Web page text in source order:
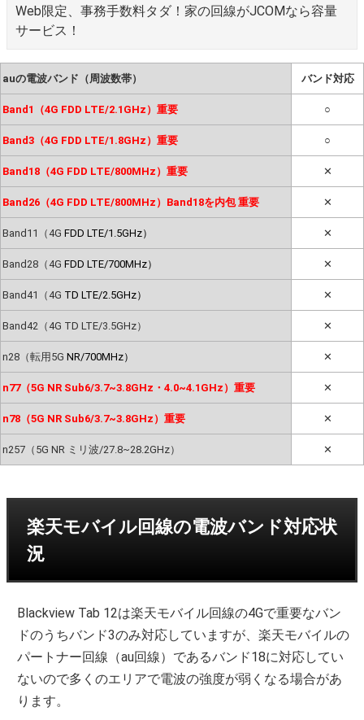
Web限定、事務手数料タダ！家の回線がJCOMなら容量
サービス！
auの電波バンド（周波数帯） バンド対応
Band1（4G FDD LTE/2.1GHz）重要 ○
Band3（4G FDD LTE/1.8GHz）重要 ○
Band18（4G FDD LTE/800MHz）重要 ✕
Band26（4G FDD LTE/800MHz）Band18を内包 重要 ✕
Band11（4G FDD LTE/1.5GHz） ✕
Band28（4G FDD LTE/700MHz） ✕
Band41（4G TD LTE/2.5GHz） ✕
Band42（4G TD LTE/3.5GHz） ✕
n28（転用5G NR/700MHz） ✕
n77（5G NR Sub6/3.7~3.8GHz・4.0~4.1GHz）重要 ✕
n78（5G NR Sub6/3.7~3.8GHz）重要 ✕
n257（5G NR ミリ波/27.8~28.2GHz） ✕
楽天モバイル回線の電波バンド対応状
況
Blackview Tab 12は楽天モバイル回線の4Gで重要なバン
ドのうちバンド3のみ対応していますが、楽天モバイルの
パートナー回線（au回線）であるバンド18に対応してい
ないので多くのエリアで電波の強度が弱くなる場合があ
ります。